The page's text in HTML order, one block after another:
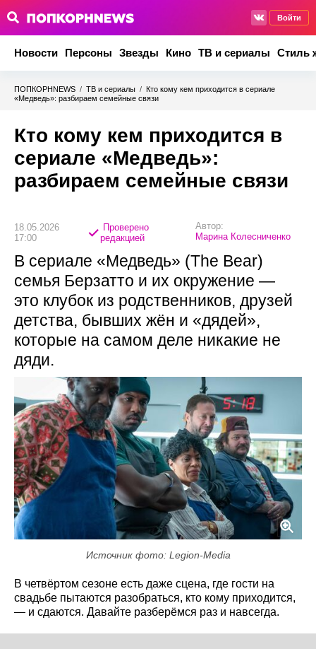
Войти
Новости Персоны Звезды Кино ТВ и сериалы Стиль
ПОПКОРНNEWS / ТВ и сериалы / Кто кому кем приходится в сериале
«Медведь»: разбираем семейные связи
Кто кому кем приходится в
сериале «Медведь»:
разбираем семейные связи
18.05.2026
17:00
Проверено
редакцией
Автор:
Марина Колесниченко
В сериале «Медведь» (The Bear)
семья Берзатто и их окружение —
это клубок из родственников, друзей
детства, бывших жён и «дядей»,
которые на самом деле никакие не
дяди.
Источник фото: Legion-Media
В четвёртом сезоне есть даже сцена, где гости на
свадьбе пытаются разобраться, кто кому приходится,
— и сдаются. Давайте разберёмся раз и навсегда.